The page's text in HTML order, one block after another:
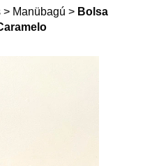
> Manübagú > Bolsa